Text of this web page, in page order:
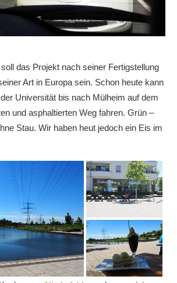
das Projekt nach seiner Fertigstellung
Art in Europa sein. Schon heute kann
Universität bis nach Mülheim auf dem
und asphaltierten Weg fahren. Grün –
Stau. Wir haben heut jedoch ein Eis im